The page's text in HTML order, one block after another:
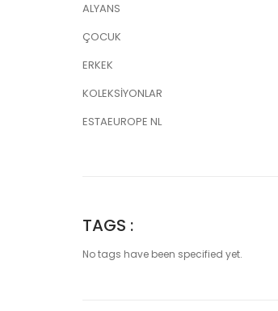
ALYANS
ÇOCUK
ERKEK
KOLEKSİYONLAR
ESTAEUROPE NL
TAGS :
No tags have been specified yet.